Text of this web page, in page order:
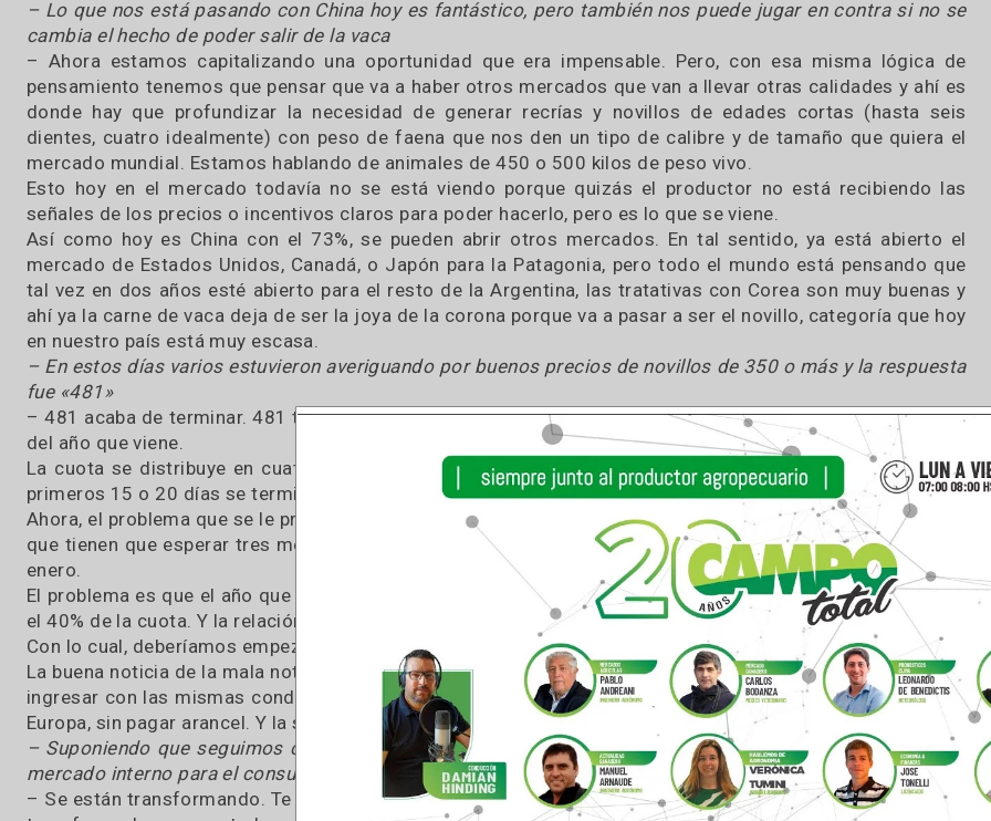
Entre la buenas y las malas hay una cosa que difícilmente discutamos y es que este gobierno a
Argentina otra vez en el mundo. Y en particular en lo que es acceso a mercados y al
nuestro país.
Esto es un trabajo fenomenal. En esa línea de trabajo, volver a pensar que Argentina va a ser de
de los grandes actores en las exportaciones agropecuarias, agroindustriales y particularmente
es lógico. Para mí esto es esencial en cada proyección que cualquier ganadero haga de cara al
– Lo que nos está pasando con China hoy es fantástico, pero también nos puede jugar en contra
cambia el hecho de poder salir de la vaca
– Ahora estamos capitalizando una oportunidad que era impensable. Pero, con esa misma
pensamiento tenemos que pensar que va a haber otros mercados que van a llevar otras calidades
donde hay que profundizar la necesidad de generar recrías y novillos de edades cortas
dientes, cuatro idealmente) con peso de faena que nos den un tipo de calibre y de tamaño que
mercado mundial. Estamos hablando de animales de 450 o 500 kilos de peso vivo.
Esto hoy en el mercado todavía no se está viendo porque quizás el productor no está
señales de los precios o incentivos claros para poder hacerlo, pero es lo que se viene.
Así como hoy es China con el 73%, se pueden abrir otros mercados. En tal sentido, ya está
mercado de Estados Unidos, Canadá, o Japón para la Patagonia, pero todo el mundo está
tal vez en dos años esté abierto para el resto de la Argentina, las tratativas con Corea son muy
ahí ya la carne de vaca deja de ser la joya de la corona porque va a pasar a ser el novillo,
en nuestro país está muy escasa.
– En estos días varios estuvieron averiguando por buenos precios de novillos de 350 o más y la
fue «481»
– 481 acaba de terminar. 481 tiene la particularidad de que se va a complicar mucho más a partir
del año que viene.
La cuota se distribuye en cuatro trimestres y el problema más grande se da en el tiempo
primeros 15 o 20 días se termina el cupo, lo cual es muy malo para el mercado y deprime los
Ahora, el problema que se le presenta al productor respecto a la 481, cuya ventana de faena ya se
que tienen que esperar tres meses más para salir. Es decir, ahora ya están encerrando lo que va
enero.